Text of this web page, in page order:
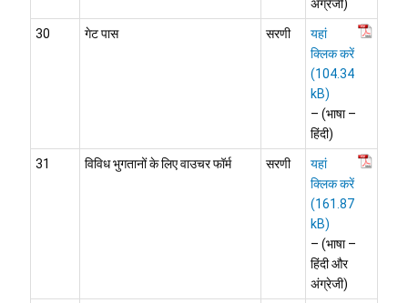
अंग्रेजी)
30 गेट पास सरणी
यहां
क्लिक करें
– (भाषा –
हिंदी)
31 विविध भुगतानों के लिए वाउचर फॉर्म सरणी
यहां
क्लिक करें
– (भाषा –
हिंदी और
अंग्रेजी)